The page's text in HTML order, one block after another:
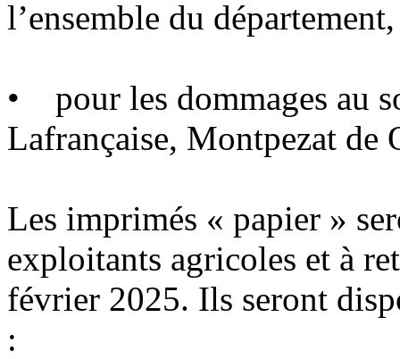
l’ensemble du département,
• pour les dommages au
Lafrançaise, Montpezat de
Les imprimés « papier »
exploitants agricoles et à
février 2025. Ils seront
: